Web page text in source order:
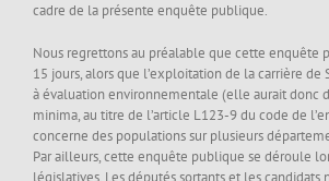
cadre de la présente enquête publique.
Nous regrettons au préalable que cette enquête
15 jours, alors que l’exploitation de la carrière de
à évaluation environnementale (elle aurait donc
minima, au titre de l’article L123-9 du code de
concerne des populations sur plusieurs
Par ailleurs, cette enquête publique se déroule
législatives. Les députés sortants et les candidats